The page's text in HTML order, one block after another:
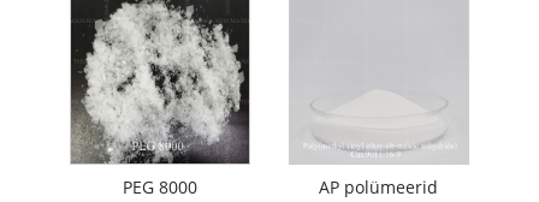
PEG 8000 AP polümeerid